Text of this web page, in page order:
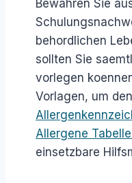
Bewahren Sie
behordlichen
sollten Sie
vorlegen
Vorlagen, um
Allergene Tabelle
einsetzbare